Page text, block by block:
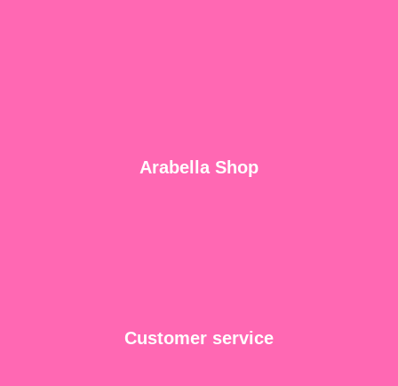
Arabella Shop
Customer service